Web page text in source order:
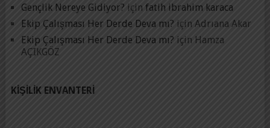
Gençlik Nereye Gidiyor? için fatih ibrahim karaca
Ekip Çalışması Her Derde Deva mı? için Adrıana Akar
Ekip Çalışması Her Derde Deva mı? için Hamza
AÇIKGÖZ
KIŞILIK ENVANTERI